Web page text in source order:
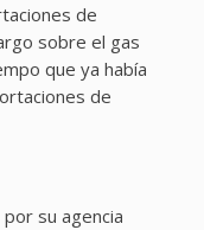
de
sobre el gas
que ya había
de
su agencia